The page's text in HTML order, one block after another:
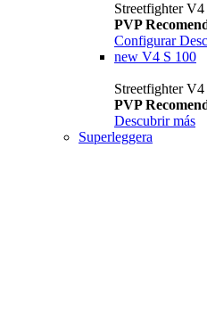
Streetfighter V4
PVP
Configurar
new V4 S 100
Streetfighter
PVP
Descubrir más
Superleggera